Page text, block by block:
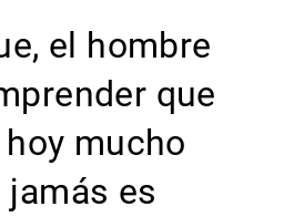
el hombre
que
mucho
es